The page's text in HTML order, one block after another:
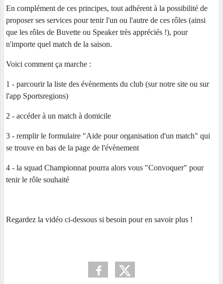
En complément de ces principes, tout adhérent à la possibilité de
proposer ses services pour tenir l'un ou l'autre de ces rôles (ainsi
que les rôles de Buvette ou Speaker très appréciés !), pour
n'importe quel match de la saison.
Voici comment ça marche :
1 - parcourir la liste des évènements du club (sur notre site ou sur
l'app Sportsregions)
2 - accéder à un match à domicile
3 - remplir le formulaire "Aide pour organisation d'un match" qui
se trouve en bas de la page de l'évènement
4 - la squad Championnat pourra alors vous "Convoquer" pour
tenir le rôle souhaité
Regardez la vidéo ci-dessous si besoin pour en savoir plus !